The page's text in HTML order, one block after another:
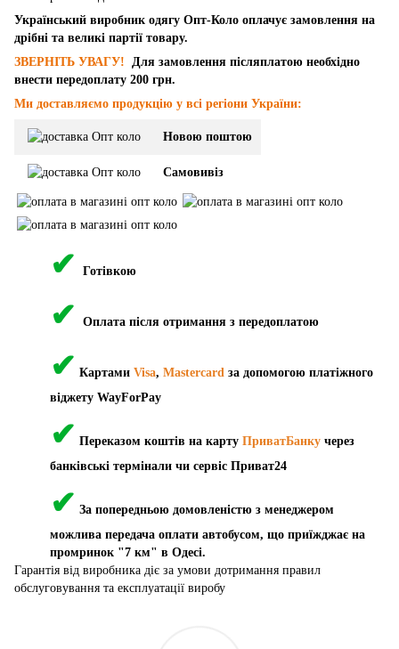
Український виробник одягу Опт-Коло оплачує замовлення на
дрібні та великі партії товару.
ЗВЕРНІТЬ УВАГУ!
Для замовлення післяплатою необхідно
внести передоплату 200 грн.
Ми доставляємо продукцію у всі регіони України:
Новою поштою
Самовивіз
✔ Готівкою
✔ Оплата після отримання з передоплатою
✔ Картами Visa, Mastercard за допомогою платіжного
віджету WayForPay
✔ Переказом коштів на карту ПриватБанку через
банківські термінали чи сервіс Приват24
✔ За попередньою домовленістю з менеджером
можлива передача оплати автобусом, що приїжджає на
промринок "7 км" в Одесі.
Гарантія від виробника діє за умови дотримання правил
обслуговування та експлуатації виробу